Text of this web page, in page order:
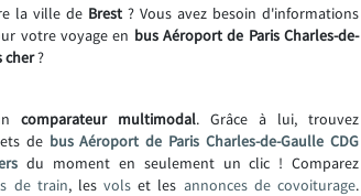
la ville de Brest ? Vous avez besoin d'informations
votre voyage en bus Aéroport de Paris Charles-de-
cher?
comparateur multimodal. Grâce à lui, trouvez
de bus Aéroport de Paris Charles-de-Gaulle CDG
du moment en seulement un clic ! Comparez
de train, lesvols et les annonces de covoiturage.